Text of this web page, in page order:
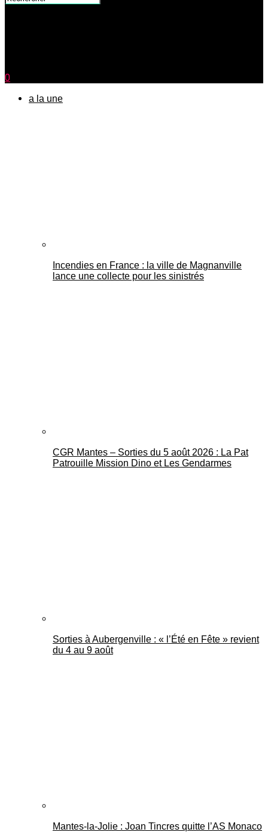
Mantes Actu
0
a la une
Incendies en France : la ville de Magnanville
lance une collecte pour les sinistrés
CGR Mantes – Sorties du 5 août 2026 : La Pat
Patrouille Mission Dino et Les Gendarmes
Sorties à Aubergenville : « l’Été en Fête » revient
du 4 au 9 août
Mantes-la-Jolie : Joan Tincres quitte l’AS Monaco